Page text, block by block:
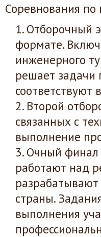
Соревнования по
Отборочный
формате.
инженерного
решает
Второй
связанных с
выполнение
Очный финал
работают над
страны.
выполнения